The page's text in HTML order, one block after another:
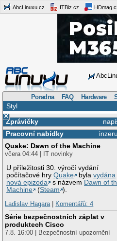
AbcLinuxu.cz ITBiz.cz
Poradna FAQ Hardware
Styl
×
Zprávičky
Pracovní nabídky
Quake: Dawn of the Machine
včera 04:44 | IT novinky
U příležitosti 30. výročí vydání
počítačové hryQuake bylavydána
nová epizoda
s názvem Dawn of
Machine
(Steam ).
Ladislav Hagara| Komentářů: 4
Série bezpečnostních záplat v
produktech Cisco
7.8. 16:00 | Bezpečnostní upozornění